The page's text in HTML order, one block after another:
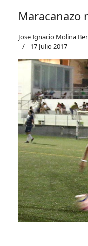
Maracanazo
Jose Ignacio Molina
17 Julio 2017